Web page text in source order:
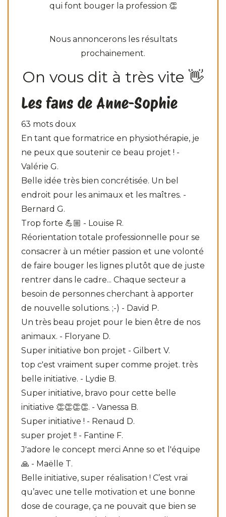
qui font bouger la profession 👏
Nous annoncerons les résultats
prochainement.
On vous dit à très vite 👋
Les fans de Anne-Sophie
63 mots doux
En tant que formatrice en physiothérapie, je
ne peux que soutenir ce beau projet ! -
Valérie G.
Belle idée très bien concrétisée. Un bel
endroit pour les animaux et les maîtres. -
Bernard G.
Trop forte 💪🏼 - Louise R.
Réorientation totale professionnelle pour se
consacrer à un métier passion et une volonté
de faire bouger les lignes plutôt que de juste
rentrer dans le cadre... Chaque secteur a
besoin de personnes cherchant à apporter
de nouvelle solutions. ;-) - David P.
Un très beau projet pour le bien être de nos
animaux. - Floryane D.
Super initiative bon projet - Gilbert V.
top c'est vraiment super comme projet. très
belle initiative. - Lydie B.
Super initiative, bravo pour cette belle
initiative 👏👏👏👏. - Vanessa B.
Super initiative ! - Renaud D.
super projet !! - Fantine F.
J'adore le concept merci Anne so et l'équipe
🙏 - Maëlle T.
Belle initiative, super réalisation ! C’est vrai
qu’avec une telle motivation et une bonne
dose de courage, ça ne pouvait que bien se